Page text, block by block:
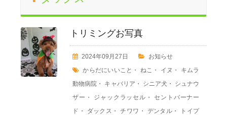
トリミングお写真
2024年09月27日
お知らせ
からだにいいこと ・ ねこ ・ イヌ ・ キムラ
動物病院 ・ キャバリア ・ シニア犬 ・ シュナウ
ザー ・ ジャックラッセル ・ セントバーナー
ド ・ ダックス ・チワワ ・ デンタル ・
トイプ